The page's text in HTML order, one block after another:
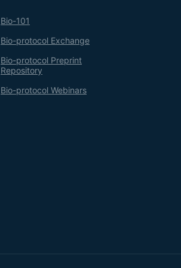
Bio-101
Bio-protocol Exchange
Bio-protocol Preprint
Repository
Bio-protocol Webinars